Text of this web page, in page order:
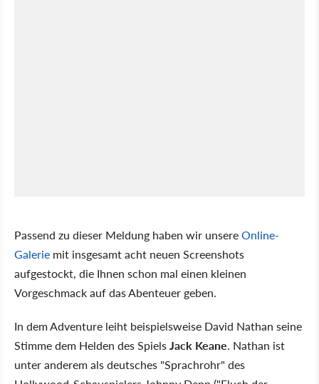
Passend zu dieser Meldung haben wir unsereOnline-
Galerie mit insgesamt acht neuen Screenshots
aufgestockt, die Ihnen schon mal einen kleinen
Vorgeschmack auf das Abenteuer geben.
In dem Adventure leiht beispielsweise David Nathan seine
Stimme dem Helden des SpielsJack Keane. Nathan ist
unter anderem als deutsches "Sprachrohr" des